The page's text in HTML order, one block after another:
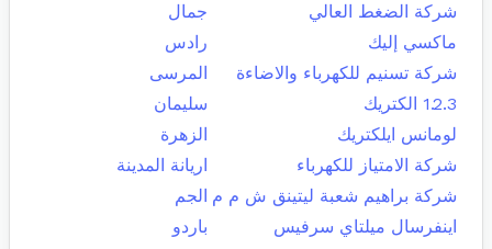
شركة الضغط العالي
جمال
ماكسي إليك
رادس
شركة تسنيم للكهرباء والاضاءة
المرسى
1.2.3 الكتريك
سليمان
لومانس ايلكتريك
الزهرة
شركة الامتياز للكهرباء
اريانة المدينة
شركة براهيم شعبة ليتينق ش م م الجم
اينفرسال ميلتاي سرفيس
باردو